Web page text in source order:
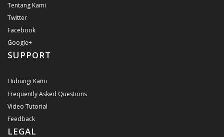
Tentang Kami
Twitter
Facebook
Google+
SUPPORT
Hubungi Kami
Frequently Asked Questions
Video Tutorial
Feedback
LEGAL